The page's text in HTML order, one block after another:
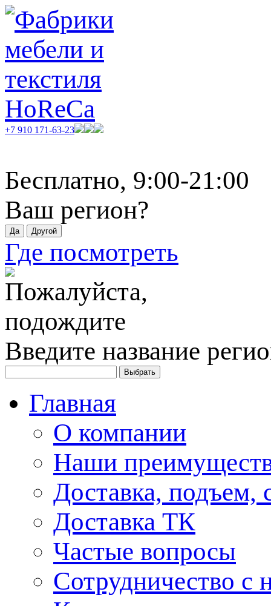
+7 910 171-63-23
Бесплатно, 9:00-21:00
Ваш регион?
Где посмотреть
Введите название
Главная
О компании
Наши
Доставка, подъем,
Доставка ТК
Частые вопросы
Сотрудничество с